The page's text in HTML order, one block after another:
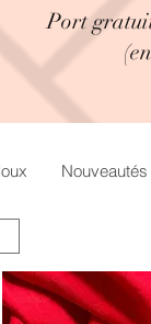
Port
Nouveautés